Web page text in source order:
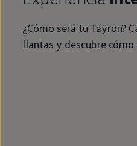
¿Cómo será tu Tayron?
llantas y descubre